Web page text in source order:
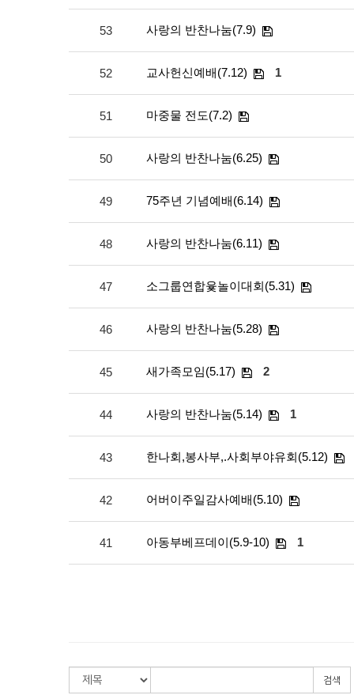
53 사랑의 반찬나눔(7.9)
52 교사헌신예배(7.12) 1
51 마중물 전도(7.2)
50 사랑의 반찬나눔(6.25)
49 75주년 기념예배(6.14)
48 사랑의 반찬나눔(6.11)
47 소그룹연합윷놀이대회(5.31)
46 사랑의 반찬나눔(5.28)
45 새가족모임(5.17) 2
44 사랑의 반찬나눔(5.14) 1
43 한나회,봉사부,.사회부야유회(5.12)
42 어버이주일감사예배(5.10)
41 아동부베프데이(5.9-10) 1
검색